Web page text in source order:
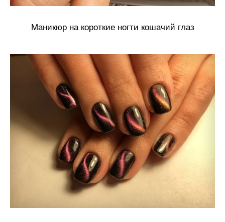
Маникюр на короткие ногти кошачий глаз